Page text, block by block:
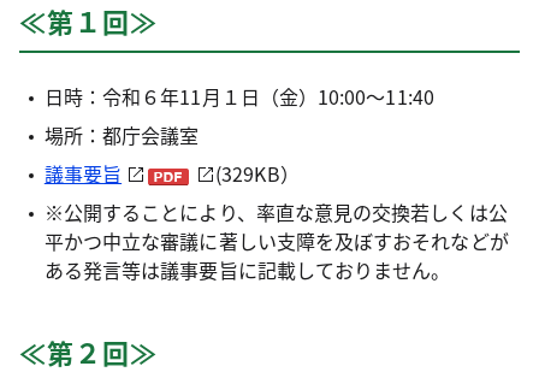
≪第１回≫
日時：令和６年11月１日（金）10:00～11:40
場所：都庁会議室
議事要旨
(329KB）
※公開することにより、率直な意見の交換若しくは公
平かつ中立な審議に著しい支障を及ぼすおそれなどが
ある発言等は議事要旨に記載しておりません。
≪第２回≫